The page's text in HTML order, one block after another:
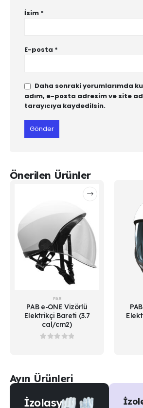
İsim *
E-posta *
Daha sonraki yorumlarımda
adım, e-posta adresim ve site
tarayıcıya kaydedilsin.
Önerilen Ürünler
PAB
PAB e-ONE Vizörlü
Elektrikçi Bareti (3.7
cal/cm2)
Ayın Ürünleri
İzolasyon